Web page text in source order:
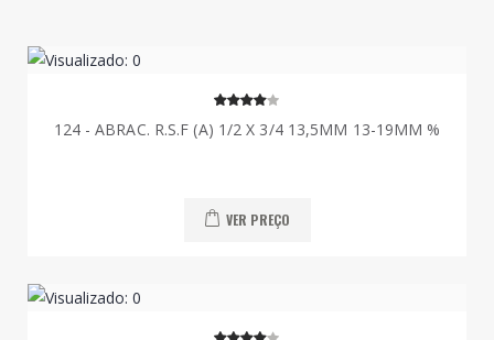
124 - ABRAC. R.S.F (A) 1/2 X 3/4 13,5MM 13-19MM %
VER PREÇO